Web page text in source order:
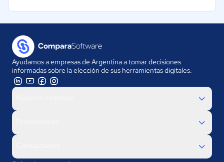
Ayudamos a empresas de Argentina a tomar decisiones
informadas sobre la elección de sus herramientas digitales.